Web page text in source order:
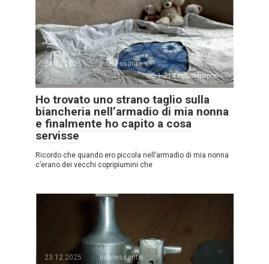
24.12.2025
Interessante
1.314 просмотров
Ho trovato uno strano taglio sulla
biancheria nell’armadio di mia nonna
e finalmente ho capito a cosa
servisse
Ricordo che quando ero piccola nell’armadio di mia nonna
c’erano dei vecchi copripiumini che
23.12.2025
Interessante